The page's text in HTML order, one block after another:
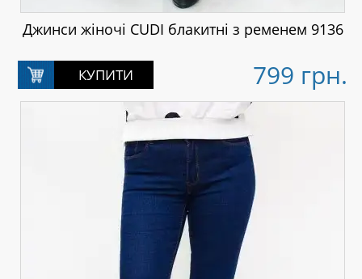
Джинси жіночі CUDI блакитні з ременем 9136
799 грн.